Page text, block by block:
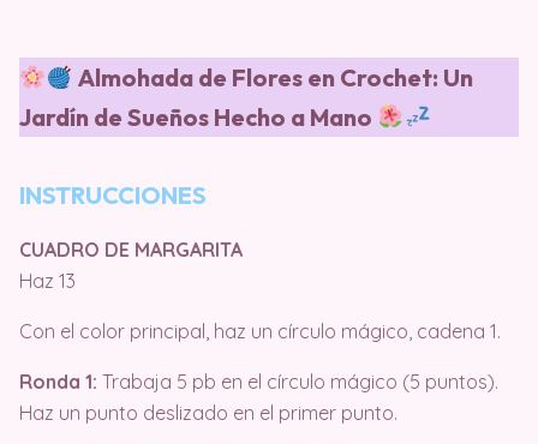
Almohada de Flores en Crochet: Un
Jardín de Sueños Hecho a Mano
INSTRUCCIONES
CUADRO DE MARGARITA
Haz 13
Con el color principal, haz un círculo mágico, cadena 1.
Ronda 1: Trabaja 5 pb en el círculo mágico (5 puntos).
Haz un punto deslizado en el primer punto.